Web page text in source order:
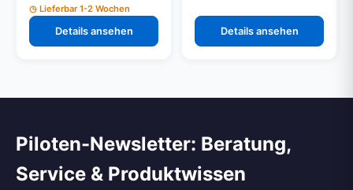
Lieferbar 1-2 Wochen
Details ansehen Details ansehen
Piloten-Newsletter: Beratung,
Service & Produktwissen